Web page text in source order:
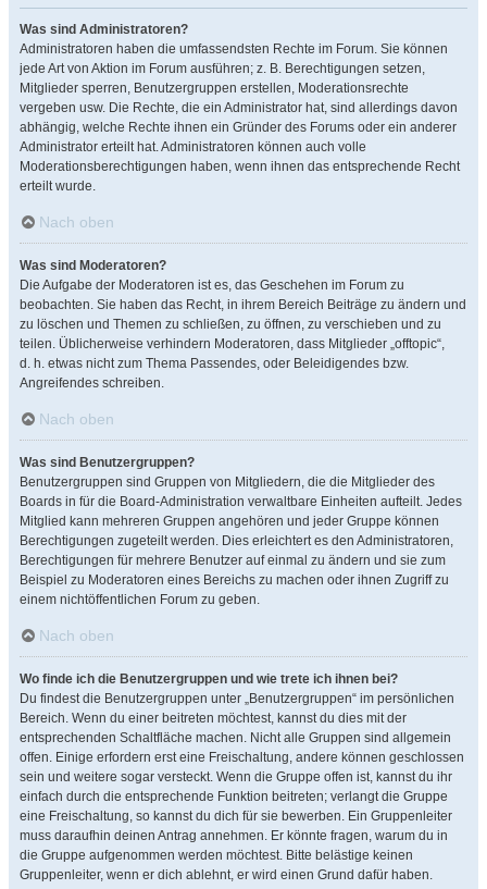
Was sind Administratoren?
Administratoren haben die umfassendsten Rechte im Forum. Sie können
jede Art von Aktion im Forum ausführen; z. B. Berechtigungen setzen,
Mitglieder sperren, Benutzergruppen erstellen, Moderationsrechte
vergeben usw. Die Rechte, die ein Administrator hat, sind allerdings davon
abhängig, welche Rechte ihnen ein Gründer des Forums oder ein anderer
Administrator erteilt hat. Administratoren können auch volle
Moderationsberechtigungen haben, wenn ihnen das entsprechende Recht
erteilt wurde.
Nach oben
Was sind Moderatoren?
Die Aufgabe der Moderatoren ist es, das Geschehen im Forum zu
beobachten. Sie haben das Recht, in ihrem Bereich Beiträge zu ändern und
zu löschen und Themen zu schließen, zu öffnen, zu verschieben und zu
teilen. Üblicherweise verhindern Moderatoren, dass Mitglieder „offtopic“,
d. h. etwas nicht zum Thema Passendes, oder Beleidigendes bzw.
Angreifendes schreiben.
Nach oben
Was sind Benutzergruppen?
Benutzergruppen sind Gruppen von Mitgliedern, die die Mitglieder des
Boards in für die Board-Administration verwaltbare Einheiten aufteilt. Jedes
Mitglied kann mehreren Gruppen angehören und jeder Gruppe können
Berechtigungen zugeteilt werden. Dies erleichtert es den Administratoren,
Berechtigungen für mehrere Benutzer auf einmal zu ändern und sie zum
Beispiel zu Moderatoren eines Bereichs zu machen oder ihnen Zugriff zu
einem nichtöffentlichen Forum zu geben.
Nach oben
Wo finde ich die Benutzergruppen und wie trete ich ihnen bei?
Du findest die Benutzergruppen unter „Benutzergruppen“ im persönlichen
Bereich. Wenn du einer beitreten möchtest, kannst du dies mit der
entsprechenden Schaltfläche machen. Nicht alle Gruppen sind allgemein
offen. Einige erfordern erst eine Freischaltung, andere können geschlossen
sein und weitere sogar versteckt. Wenn die Gruppe offen ist, kannst du ihr
einfach durch die entsprechende Funktion beitreten; verlangt die Gruppe
eine Freischaltung, so kannst du dich für sie bewerben. Ein Gruppenleiter
muss daraufhin deinen Antrag annehmen. Er könnte fragen, warum du in
die Gruppe aufgenommen werden möchtest. Bitte belästige keinen
Gruppenleiter, wenn er dich ablehnt, er wird einen Grund dafür haben.